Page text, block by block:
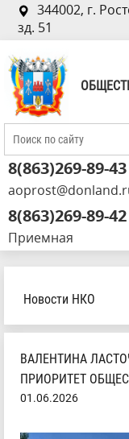
344002, г.
зд. 51
8(863)269-89-43
8(863)269-89-42
Приемная
Новости НКО
ВАЛЕНТИНА
ПРИОРИТЕТ
01.06.2026